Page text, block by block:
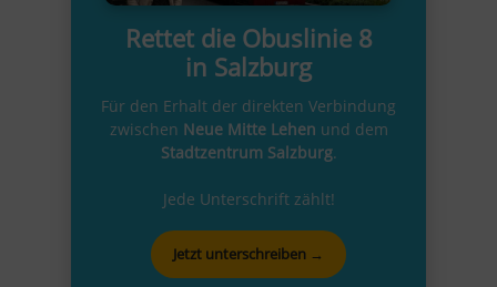
Rettet die Obuslinie 8
in Salzburg
Für den Erhalt der direkten Verbindung
zwischen Neue Mitte Lehen und dem
Stadtzentrum Salzburg.
Jede Unterschrift zählt!
Jetzt unterschreiben →